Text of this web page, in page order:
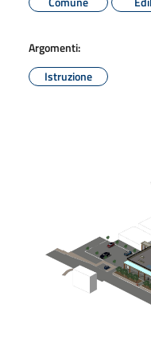
Argomenti:
Istruzione